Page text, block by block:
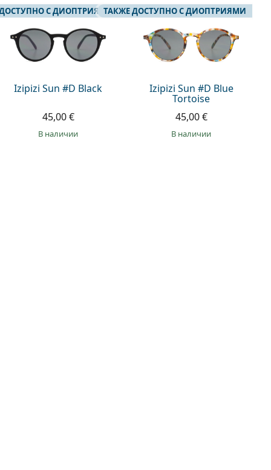
Izipizi Sun #D Black
ДОСТУПНО С ДИОПТРИЯМИ
45,00 €
в наличии
Izipizi Sun #D Blue
Tortoise
ТАКЖЕ ДОСТУПНО С ДИОПТРИЯМИ
45,00 €
в наличии